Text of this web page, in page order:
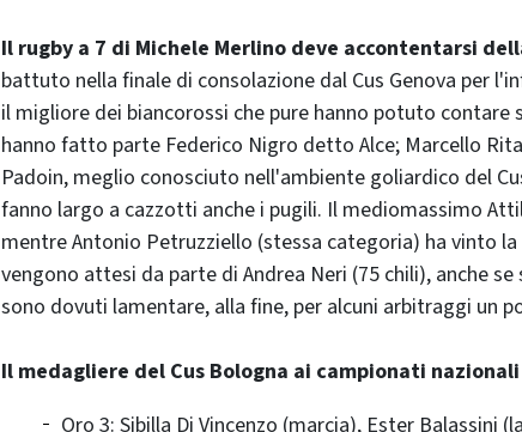
Il rugby a 7 di Michele Merlino deve accontentarsi
battuto nella finale di consolazione dal Cus Genova per
il migliore dei biancorossi che pure hanno potuto contare
hanno fatto parte Federico Nigro detto Alce; Marcello
Padoin, meglio conosciuto nell'ambiente goliardico del
fanno largo a cazzotti anche i pugili. Il mediomassimo
mentre Antonio Petruzziello (stessa categoria) ha vinto
vengono attesi da parte di Andrea Neri (75 chili), anche se
sono dovuti lamentare, alla fine, per alcuni arbitraggi un
Il medagliere del Cus Bologna ai campionati
Oro 3: Sibilla Di Vincenzo (marcia), Ester Balassini